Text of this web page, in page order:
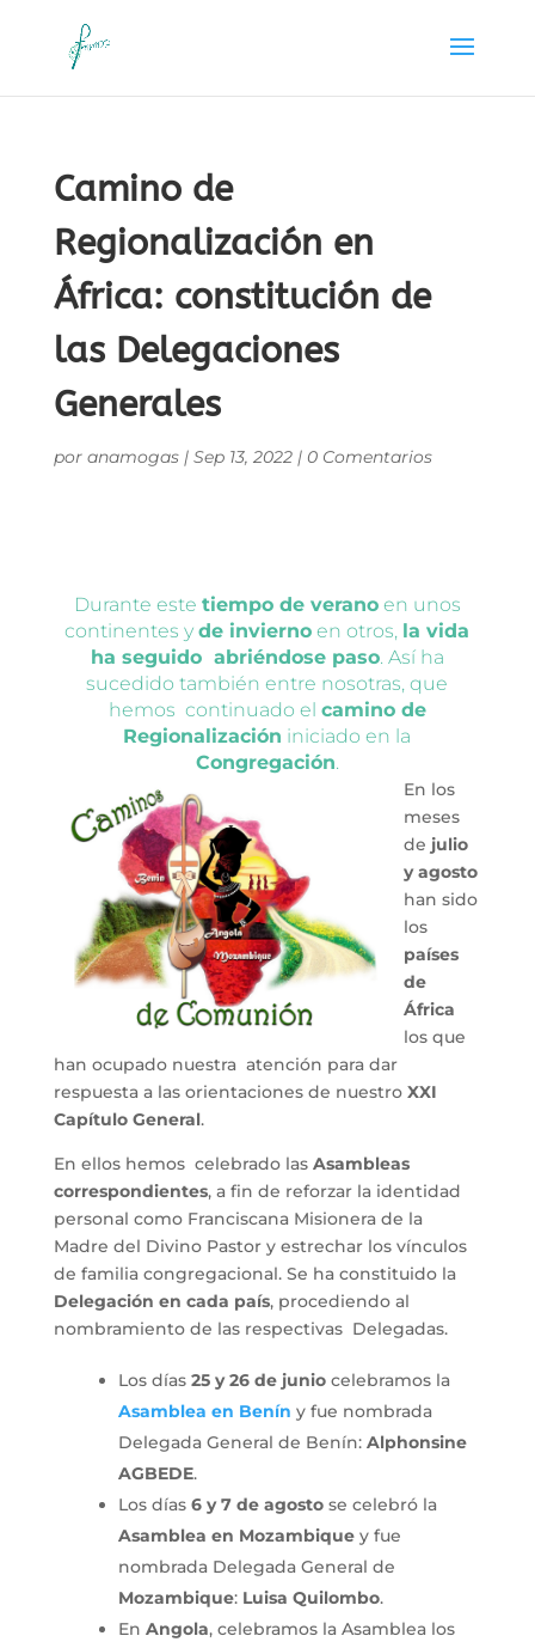
Camino de
Regionalización en
África: constitución de
las Delegaciones
Generales
por anamogas| Sep 13, 2022| 0 Comentarios
Durante este tiempo de veranoen unos
continentes yde invierno en otros, la vida
ha seguido abriéndose paso. Así ha
sucedido también entre nosotras, que
hemos continuado el camino de
Regionalización iniciado en la
Congregación.
En los
meses
de julio
y agosto
han sido
los
países
de
África
los que
han ocupado nuestra atención para dar
respuesta a las orientaciones de nuestro XXI
Capítulo General.
En ellos hemos celebrado las Asambleas
correspondientes, a fin de reforzar la identidad
personal como Franciscana Misionera de la
Madre del Divino Pastor y estrechar los vínculos
de familia congregacional. Se ha constituido la
Delegación en cada país, procediendo al
nombramiento de las respectivas Delegadas.
Los días 25 y 26 de juniocelebramos la
Asamblea en Benín y fue nombrada
Delegada General de Benín: Alphonsine
AGBEDE.
Los días 6 y 7 de agostose celebró la
Asamblea en Mozambiquey fue
nombrada Delegada General de
Mozambique: Luisa Quilombo.
En Angola, celebramos la Asamblea los